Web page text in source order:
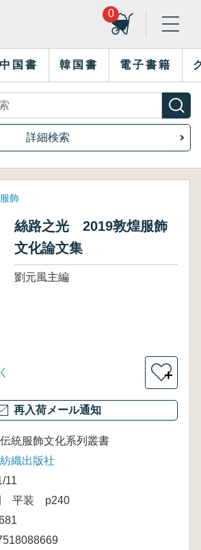
0
中国書 韓国書 電子書籍
詳細検索
服飾
絲路之光 2019敦煌服飾
文化論文集
劉元風主編
＋
再入荷メール通知
統服飾文化系列叢書
織出版社
11
平装 p240